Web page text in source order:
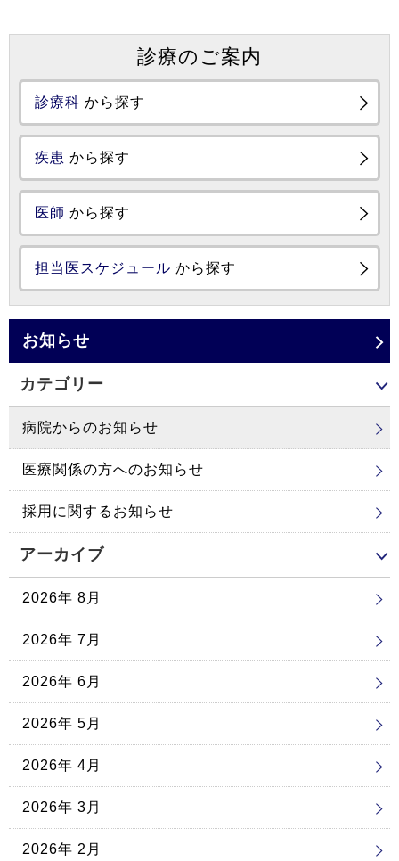
診療のご案内
診療科 から探す
疾患 から探す
医師 から探す
担当医スケジュール から探す
お知らせ
カテゴリー
病院からのお知らせ
医療関係の方へのお知らせ
採用に関するお知らせ
アーカイブ
2026年 8月
2026年 7月
2026年 6月
2026年 5月
2026年 4月
2026年 3月
2026年 2月